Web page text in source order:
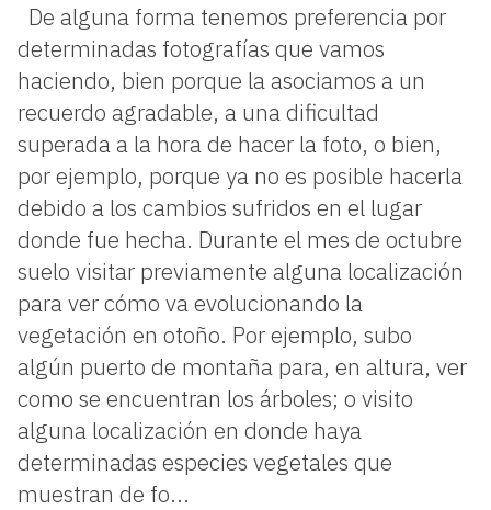
De alguna forma tenemos preferencia por
determinadas fotografías que vamos
haciendo, bien porque la asociamos a un
recuerdo agradable, a una dificultad
superada a la hora de hacer la foto, o bien,
por ejemplo, porque ya no es posible hacerla
debido a los cambios sufridos en el lugar
donde fue hecha. Durante el mes de octubre
suelo visitar previamente alguna localización
para ver cómo va evolucionando la
vegetación en otoño. Por ejemplo, subo
algún puerto de montaña para, en altura, ver
como se encuentran los árboles; o visito
alguna localización en donde haya
determinadas especies vegetales que
muestran de fo...